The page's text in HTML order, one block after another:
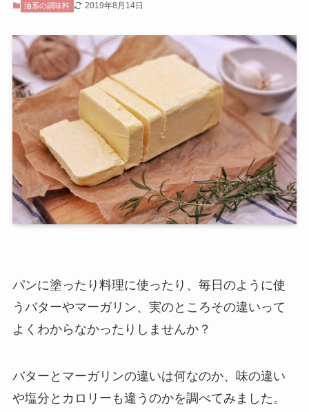
油系の調味料 2019年8月14日
パンに塗ったり料理に使ったり、毎日のように使
うバターやマーガリン、実のところその違いって
よくわからなかったりしませんか？
バターとマーガリンの違いは何なのか、味の違い
や塩分とカロリーも違うのかを調べてみました。